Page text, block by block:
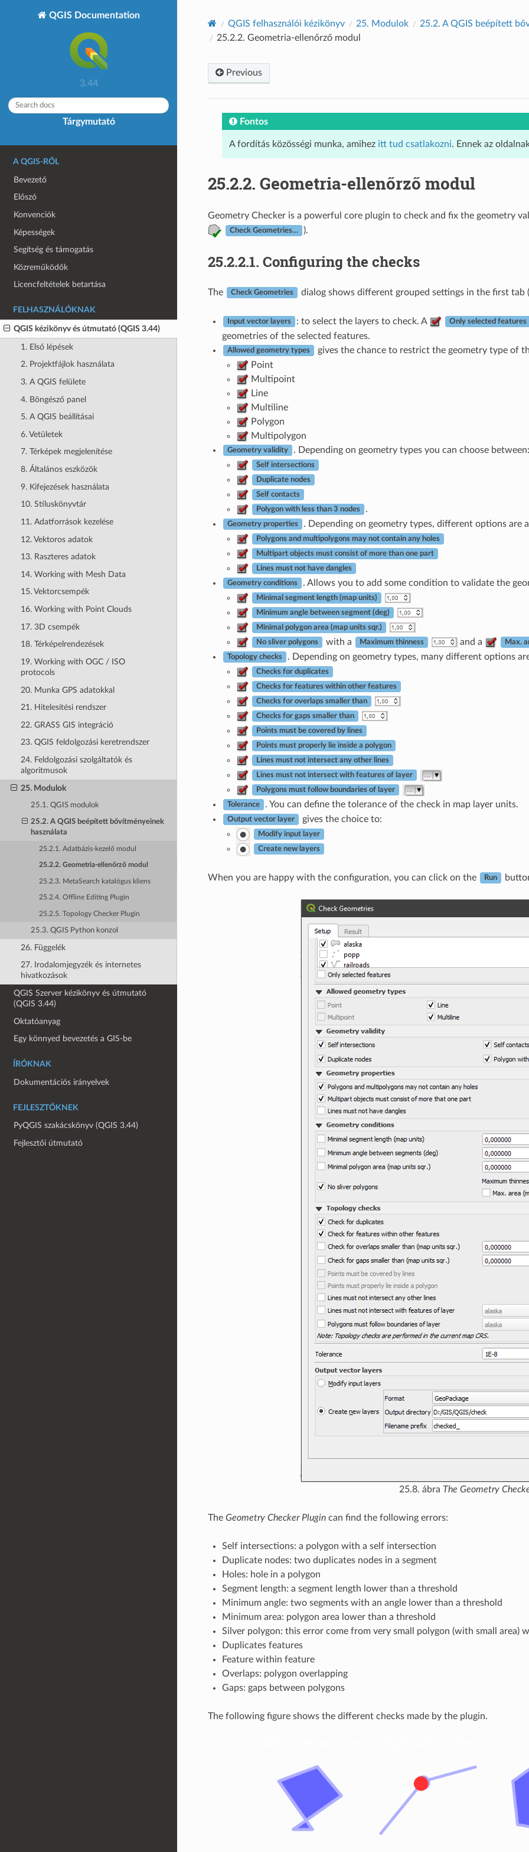
QGIS Documentation
3.44
Tárgymutató
A QGIS-RŐL
Bevezető
Előszó
Konvenciók
Képességek
Segítség és támogatás
Közreműködők
Licencfeltételek betartása
FELHASZNÁLÓKNAK
QGIS kézikönyv és útmutató (QGIS 3.44)
1. Első lépések
2. Projektfájlok használata
3. A QGIS felülete
4. Böngésző panel
5. A QGIS beállításai
6. Vetületek
7. Térképek megjelenítése
8. Általános eszközök
9. Kifejezések használata
10. Stíluskönyvtár
11. Adatforrások kezelése
12. Vektoros adatok
13. Raszteres adatok
14. Working with Mesh Data
15. Vektorcsempék
16. Working with Point Clouds
17. 3D csempék
18. Térképelrendezések
19. Working with OGC / ISO
protocols
20. Munka GPS adatokkal
21. Hitelesítési rendszer
22. GRASS GIS integráció
23. QGIS feldolgozási keretrendszer
24. Feldolgozási szolgáltatók és
algoritmusok
25. Modulok
25.1. QGIS modulok
25.2. A QGIS beépített bővítményeinek
használata
25.2.1. Adatbázis-kezelő modul
25.2.2. Geometria-ellenőrző modul
25.2.3. MetaSearch katalógus kliens
25.2.4. Offline Editing Plugin
25.2.5. Topology Checker Plugin
25.3. QGIS Python konzol
26. Függelék
27. Irodalomjegyzék és internetes
hivatkozások
QGIS Szerver kézikönyv és útmutató
(QGIS 3.44)
Oktatóanyag
Egy könnyed bevezetés a GIS-be
ÍRÓKNAK
Dokumentációs irányelvek
FEJLESZTŐKNEK
PyQGIS szakácskönyv (QGIS 3.44)
Fejlesztői útmutató
QGIS felhasználói kézikönyv 25. Modulok 25.2. A QGIS beépített
25.2.2. Geometria-ellenőrző modul
Previous
Fontos
A fordítás közösségi munka, amihez itt tud csatlakozni. Ennek az
25.2.2. Geometria-ellenőrző modul
Geometry Checker is a powerful core plugin to check and fix the geometry
Check Geometries… ).
25.2.2.1. Configuring the checks
The Check Geometries dialog shows different grouped settings in the first tab (
Input vector layers : to select the layers to check. A Only selected features
geometries of the selected features.
Allowed geometry types
gives the chance to restrict the geometry type of
Point
Multipoint
Line
Multiline
Polygon
Multipolygon
Geometry validity . Depending on geometry types you can choose between:
Self intersections
Duplicate nodes
Self contacts
Polygon with less than 3 nodes .
Geometry properties . Depending on geometry types, different options are
Polygons and multipolygons may not contain any holes
Multipart objects must consist of more than one part
Lines must not have dangles
Geometry conditions . Allows you to add some condition to validate the
Minimal segment length (map units)
Minimum angle between segment (deg)
Minimal polygon area (map units sqr.)
No sliver polygons with a Maximum thinness and a Max.
Topology checks . Depending on geometry types, many different options
Checks for duplicates
Checks for features within other features
Checks for overlaps smaller than
Checks for gaps smaller than
Points must be covered by lines
Points must properly lie inside a polygon
Lines must not intersect any other lines
Lines must not intersect with features of layer
Polygons must follow boundaries of layer
Tolerance . You can define the tolerance of the check in map layer units.
Output vector layer gives the choice to:
Modify input layer
Create new layers
When you are happy with the configuration, you can click on the Run
25.8. ábra The Geometry
The Geometry Checker Plugincan find the following errors:
Self intersections: a polygon with a self intersection
Duplicate nodes: two duplicates nodes in a segment
Holes: hole in a polygon
Segment length: a segment length lower than a threshold
Minimum angle: two segments with an angle lower than a threshold
Minimum area: polygon area lower than a threshold
Silver polygon: this error come from very small polygon (with small area)
Duplicates features
Feature within feature
Overlaps: polygon overlapping
Gaps: gaps between polygons
The following figure shows the different checks made by the plugin.